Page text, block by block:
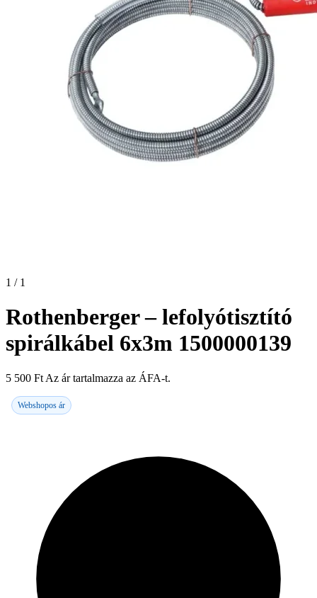
1 / 1
Rothenberger – lefolyótisztító
spirálkábel 6x3m 1500000139
5 500 Ft Az ár tartalmazza az ÁFA-t.
Webshopos ár